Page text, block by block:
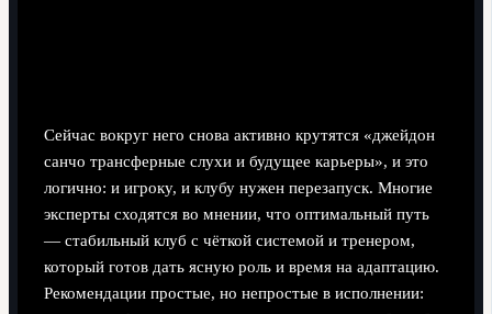
Сейчас вокруг него снова активно крутятся «джейдон
санчо трансферные слухи и будущее карьеры», и это
логично: и игроку, и клубу нужен перезапуск. Многие
эксперты сходятся во мнении, что оптимальный путь
— стабильный клуб с чёткой системой и тренером,
который готов дать ясную роль и время на адаптацию.
Рекомендации простые, но непростые в исполнении: